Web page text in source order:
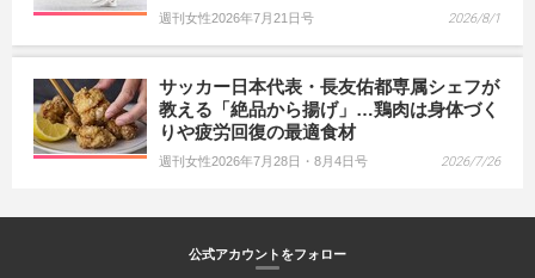
週刊女性2026年7月21日号 2026/8/1
サッカー日本代表・長友佑都専属シェフが
教える「絶品から揚げ」…鶏肉は身体づく
りや疲労回復の最適食材
週刊女性2026年7月28日・8月4日号 2026/7/26
公式アカウントをフォロー